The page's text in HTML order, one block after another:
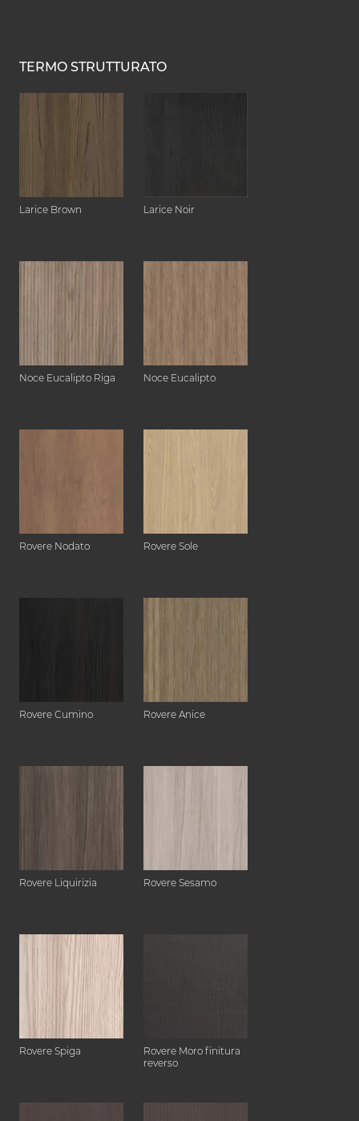
TERMO STRUTTURATO
Larice Brown Larice Noir
Noce Eucalipto Riga Noce Eucalipto
Rovere Nodato Rovere Sole
Rovere Cumino Rovere Anice
Rovere Liquirizia Rovere Sesamo
Rovere Spiga
Rovere Moro finitura
reverso